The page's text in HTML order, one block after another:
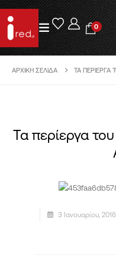
0
ΑΡΧΙΚΉ ΣΕΛΊΔΑ ΤΑ ΠΕΡΊΕΡΓΑ
Τα περίεργα του
3 Ιανουαρίου, 2016